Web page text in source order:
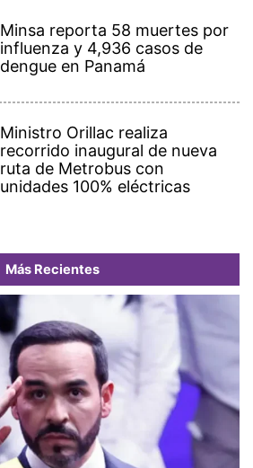
Minsa reporta 58 muertes por
influenza y 4,936 casos de
dengue en Panamá
Ministro Orillac realiza
recorrido inaugural de nueva
ruta de Metrobus con
unidades 100% eléctricas
Más Recientes